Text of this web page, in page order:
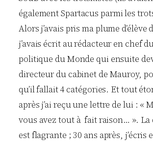
également Spartacus parmi les
Alors j’avais pris ma plume d’élève
j’avais écrit au rédacteur en chef
politique du Monde qui ensuite
directeur du cabinet de Mauroy,
qu’il fallait 4 catégories. Et tout
après j’ai reçu une lettre de lui : «
vous avez tout à fait raison… ». La
est flagrante ; 30 ans après, j’écris